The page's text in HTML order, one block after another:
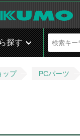
探す
ップ PCパーツ